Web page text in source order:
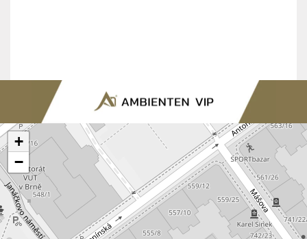
+
−